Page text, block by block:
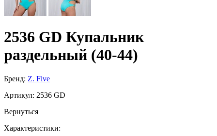
2536 GD Купальник
раздельный (40-44)
Бренд: Z. Five
Артикул: 2536 GD
Вернуться
Характеристики: